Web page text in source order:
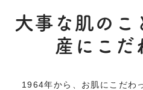
大事な肌のこ
産にこだ
1964年から、お肌にこだわ